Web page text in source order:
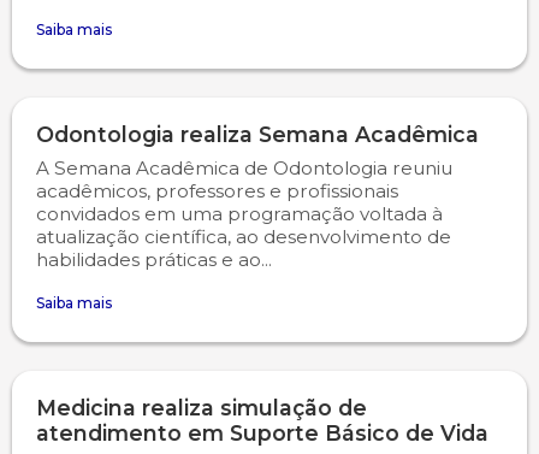
Saiba mais
Odontologia realiza Semana Acadêmica
A Semana Acadêmica de Odontologia reuniu
acadêmicos, professores e profissionais
convidados em uma programação voltada à
atualização científica, ao desenvolvimento de
habilidades práticas e ao...
Saiba mais
Medicina realiza simulação de
atendimento em Suporte Básico de Vida
Psicologia
Publicidade e Propaganda
Segunda Chamada
Seguro Escolar
Sapien
Simulado Preparatório
Publicações Científicas
Revistas Campo Real
WhatsApp Campo Real